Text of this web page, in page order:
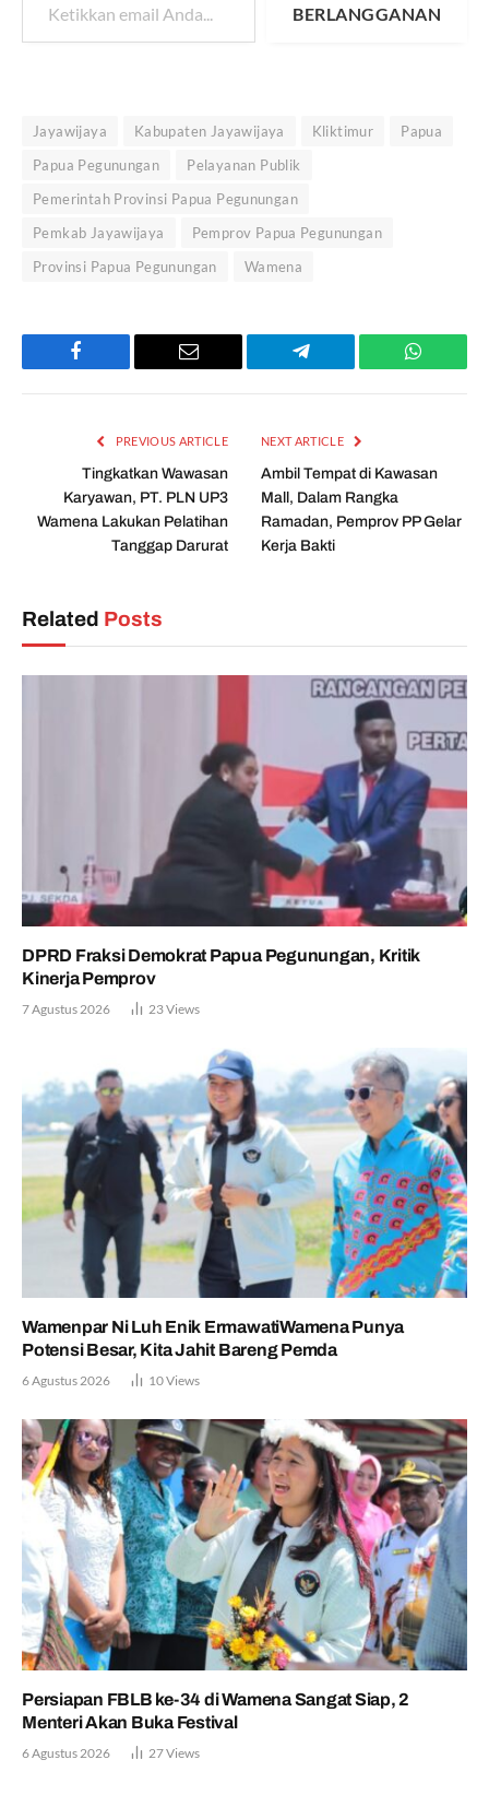
BERLANGGANAN
Jayawijaya Kabupaten Jayawijaya Kliktimur
Papua
Papua Pegunungan
Pelayanan Publik
Pemerintah Provinsi Papua Pegunungan
Pemkab Jayawijaya
Pemprov Papua Pegunungan
Provinsi Papua Pegunungan
Wamena
Facebook Email Telegram
PREVIOUS ARTICLE
Tingkatkan Wawasan
Karyawan, PT. PLN UP3
Wamena Lakukan Pelatihan
Tanggap Darurat
NEXT ARTICLE
Ambil Tempat di Kawasan
Mall, Dalam Rangka
Ramadan, Pemprov PP Gelar
Kerja Bakti
Related Posts
DPRD Fraksi Demokrat Papua Pegunungan, Kritik
Kinerja Pemprov
7 Agustus 2026 23Views
Wamenpar Ni Luh Enik ErmawatiWamena Punya
Potensi Besar, Kita Jahit Bareng Pemda
6 Agustus 2026 10Views
Persiapan FBLB ke-34 di Wamena Sangat Siap, 2
Menteri Akan Buka Festival
6 Agustus 2026 27Views